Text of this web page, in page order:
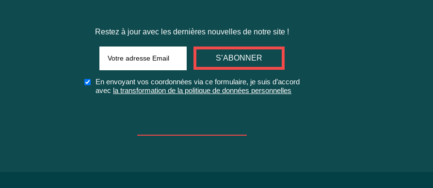
Restez à jour avec les dernières nouvelles de notre site !
S’ABONNER
En envoyant vos coordonnées via ce formulaire, je suis d’accord
avec la transformation de la politique de données personnelles